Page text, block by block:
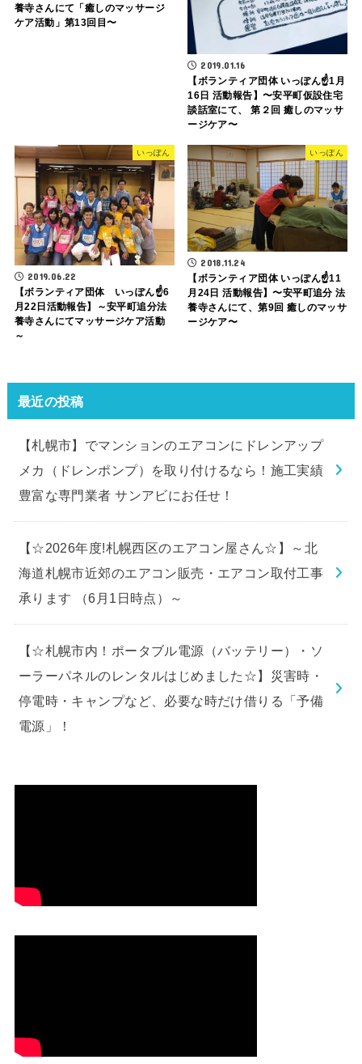
養寺さんにて「癒しのマッサージ
ケア活動」第13回目〜
2019.01.16
【ボランティア団体 いっぽん☝️1月
16日 活動報告】〜安平町仮設住宅
談話室にて、 第２回 癒しのマッサ
ージケア〜
いっぽん
2019.06.22
【ボランティア団体 いっぽん☝️6
月22日活動報告】～安平町追分法
養寺さんにてマッサージケア活動
～
いっぽん
2018.11.24
【ボランティア団体 いっぽん☝️11
月24日 活動報告】〜安平町追分 法
養寺さんにて、第9回 癒しのマッサ
ージケア〜
最近の投稿
【札幌市】でマンションのエアコンにドレンアップ
メカ（ドレンポンプ）を取り付けるなら！施工実績
豊富な専門業者 サンアビにお任せ！
【☆2026年度!札幌西区のエアコン屋さん☆】～北
海道札幌市近郊のエアコン販売・エアコン取付工事
承ります （6月1日時点）～
【☆札幌市内！ポータブル電源（バッテリー）・ソ
ーラーパネルのレンタルはじめました☆】災害時・
停電時・キャンプなど、必要な時だけ借りる「予備
電源」！